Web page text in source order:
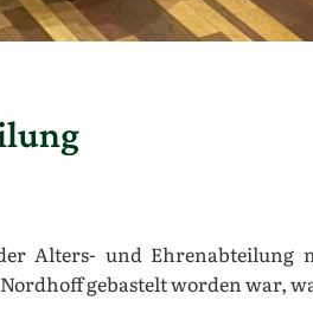
Alters- und Ehrenabteilung
gebastelt worden war,